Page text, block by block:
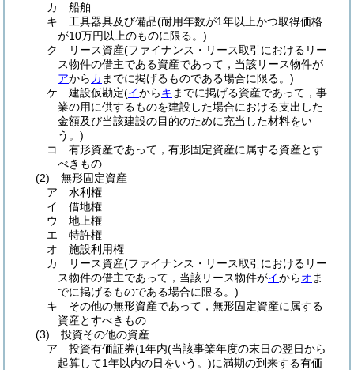
カ
船舶
キ
工具器具及び備品(耐用年数が1年以上かつ取得価格
が10万円以上のものに限る。)
ク
リース資産(ファイナンス・リース取引におけるリー
ス物件の借主である資産であって，当該リース物件が
アからカ までに掲げるものである場合に限る。)
ケ
建設仮勘定(イからキ までに掲げる資産であって，事
業の用に供するものを建設した場合における支出した
金額及び当該建設の目的のために充当した材料をい
う。)
コ
有形資産であって，有形固定資産に属する資産とす
べきもの
(2)
無形固定資産
ア
水利権
イ
借地権
ウ
地上権
エ
特許権
オ
施設利用権
カ
リース資産(ファイナンス・リース取引におけるリー
ス物件の借主であって，当該リース物件がイからオ ま
でに掲げるものである場合に限る。)
キ
その他の無形資産であって，無形固定資産に属する
資産とすべきもの
(3)
投資その他の資産
ア
投資有価証券(1年内(当該事業年度の末日の翌日から
起算して1年以内の日をいう。)に満期の到来する有価